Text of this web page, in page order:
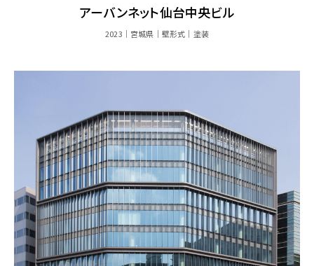
アーバンネット仙台中央ビル
2023 宮城県 壁形式 塗装